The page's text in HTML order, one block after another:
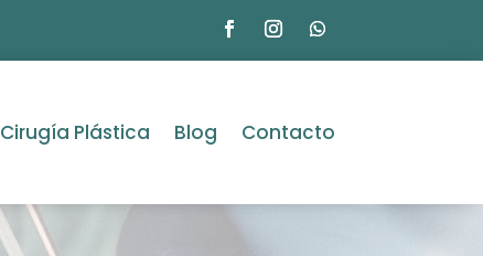
Cirugía Plástica Blog Contacto